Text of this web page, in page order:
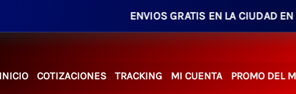
ENVIOS GRATIS EN LA CIUDAD EN
INICIO COTIZACIONES TRACKING MI CUENTA PROMO DEL